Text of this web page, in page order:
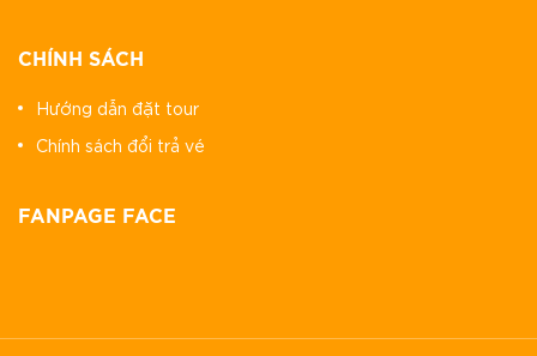
CHÍNH SÁCH
Hướng dẫn đặt tour
Chính sách đổi trả vé
FANPAGE FACE